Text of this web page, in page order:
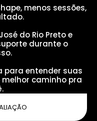
menos sessões,
do Rio Preto e
durante o
para entender suas
caminho pra